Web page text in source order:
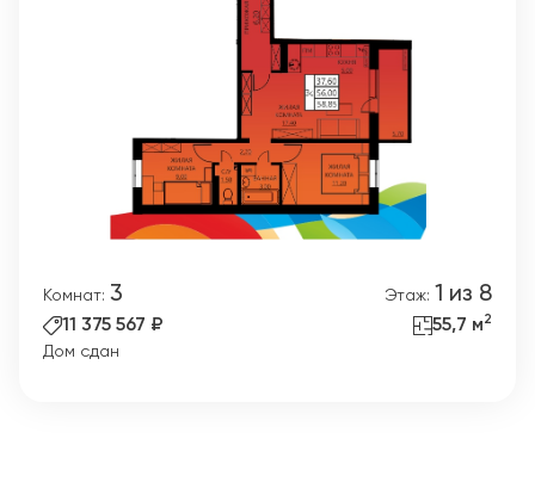
Комнат: 3 Этаж: 1 из 8
11 375 567 ₽ 55,7 м2
Дом сдан